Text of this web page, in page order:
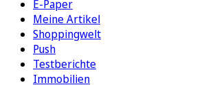
E-Paper
Meine Artikel
Shoppingwelt
Push
Testberichte
Immobilien